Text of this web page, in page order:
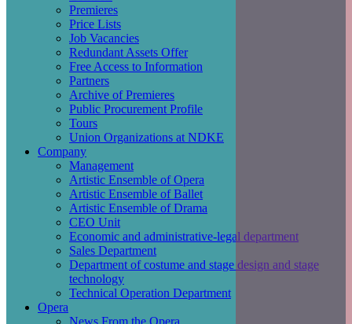
Premieres
Price Lists
Job Vacancies
Redundant Assets Offer
Free Access to Information
Partners
Archive of Premieres
Public Procurement Profile
Tours
Union Organizations at NDKE
Company
Management
Artistic Ensemble of Opera
Artistic Ensemble of Ballet
Artistic Ensemble of Drama
CEO Unit
Economic and administrative-legal department
Sales Department
Department of costume and stage design and stage
technology
Technical Operation Department
Opera
News From the Opera